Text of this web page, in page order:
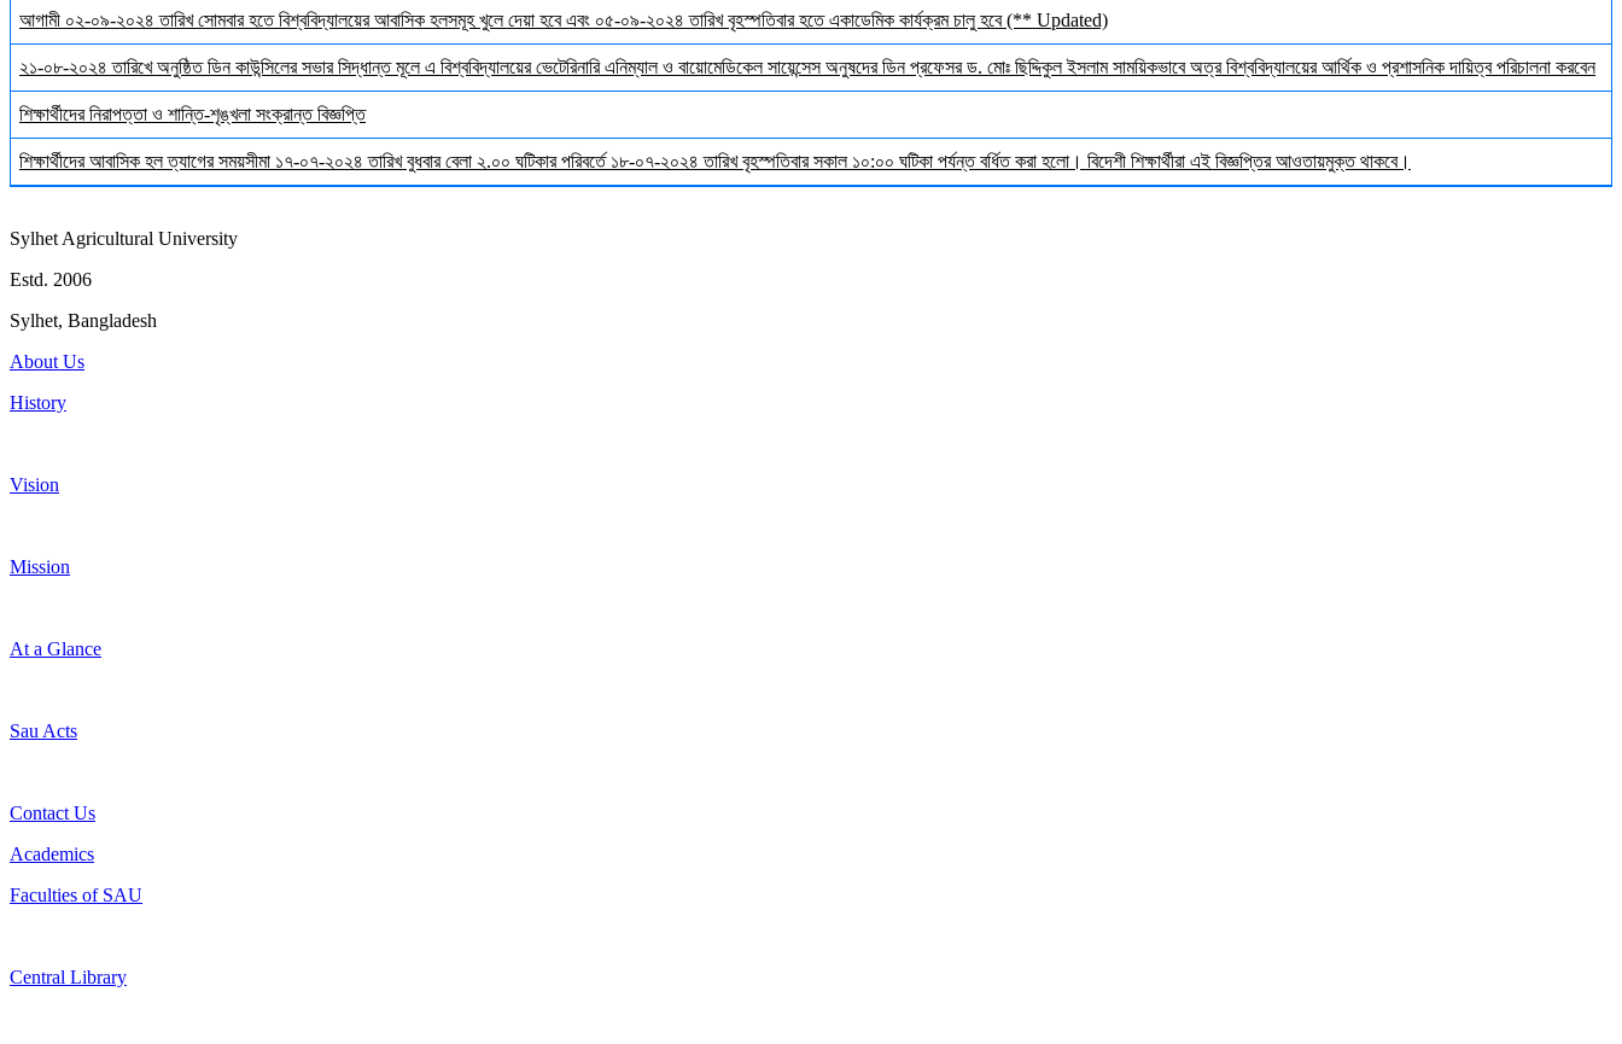
আগামী ০২-০৯-২০২৪ তারিখ সোমবার হতে বিশ্ববিদ্যালয়ের আবাসিক হলসমূহ খুলে দেয়া হবে এবং ০৫-০৯-২০২৪ তারিখ বৃহস্পতিবার হতে একাডেমিক কার্যক্রম চালু হবে (** Updated)
২১-০৮-২০২৪ তারিখে অনুষ্ঠিত ডিন কাউন্সিলের সভার সিদ্ধান্ত মূলে এ বিশ্ববিদ্যালয়ের ভেটেরিনারি এনিম্যাল ও বায়োমেডিকেল সায়েন্সেস অনুষদের ডিন প্রফেসর ড. মোঃ ছিদ্দিকুল ইসলাম সাময়িকভাবে অত্র বিশ্ববিদ্যালয়ের আর্থিক ও প্রশাসনিক দায়িত্ব পরিচালনা করবেন
শিক্ষার্থীদের নিরাপত্তা ও শান্তি-শৃঙ্খলা সংক্রান্ত বিজ্ঞপ্তি
শিক্ষার্থীদের আবাসিক হল ত্যাগের সময়সীমা ১৭-০৭-২০২৪ তারিখ বুধবার বেলা ২.০০ ঘটিকার পরিবর্তে ১৮-০৭-২০২৪ তারিখ বৃহস্পতিবার সকাল ১০:০০ ঘটিকা পর্যন্ত বর্ধিত করা হলো। বিদেশী শিক্ষার্থীরা এই বিজ্ঞপ্তির আওতায়মুক্ত থাকবে।
Sylhet Agricultural University
Estd. 2006
Sylhet, Bangladesh
About Us
History
Vision
Mission
At a Glance
Sau Acts
Contact Us
Academics
Faculties of SAU
Central Library